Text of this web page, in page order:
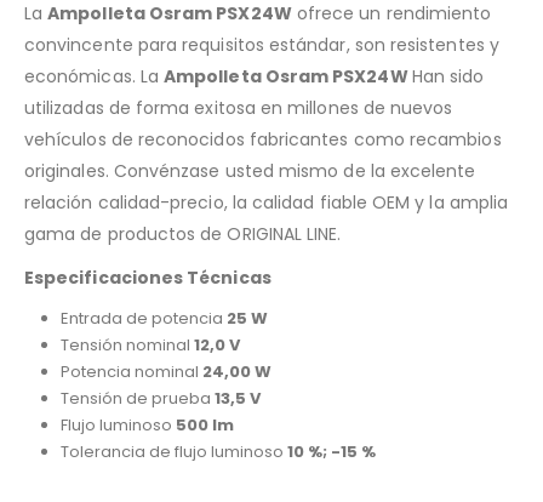
LaAmpolleta Osram PSX24Wofrece un rendimiento
convincente para requisitos estándar, son resistentes y
económicas. LaAmpolleta Osram PSX24WHan sido
utilizadas de forma exitosa en millones de nuevos
vehículos de reconocidos fabricantes como recambios
originales. Convénzase usted mismo de la excelente
relación calidad-precio, la calidad fiable OEM y la amplia
gama de productos de ORIGINAL LINE.
Especificaciones Técnicas
Entrada de potencia 25 W
Tensión nominal 12,0 V
Potencia nominal 24,00 W
Tensión de prueba 13,5 V
Flujo luminoso 500 lm
Tolerancia de flujo luminoso 10 %; -15 %